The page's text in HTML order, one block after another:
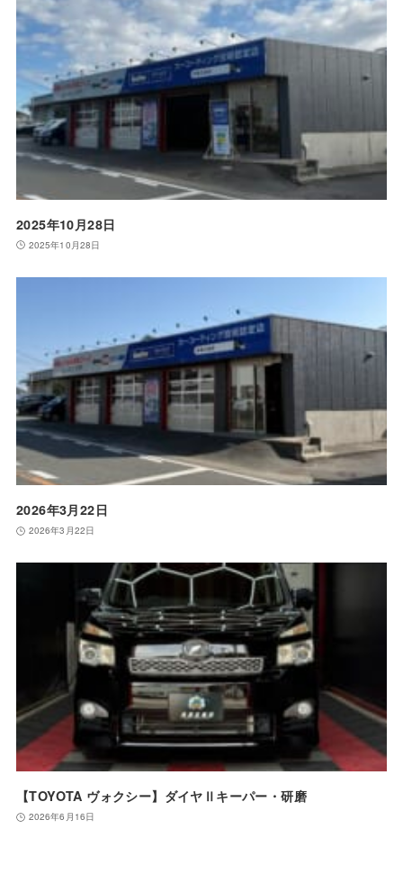
2025年10月28日
2025年10月28日
2026年3月22日
2026年3月22日
【TOYOTA ヴォクシー】ダイヤⅡキーパー・研磨
2026年6月16日